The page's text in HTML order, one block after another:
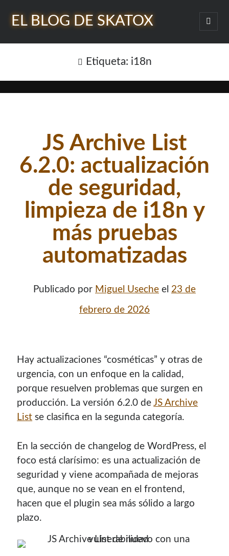
EL BLOG DE SKATOX
abrir
menú
Barra
¡Hola mi nombre es Miguel Useche!
Soy desarrollador web
, colaboro en comunidades como
Mozilla (Hispano|Venezuela y enWordPress Venezuela
promuevo tecnologías abiertas, mantengoPKGBUILDS
o dar charlas.
clases por 10 años. Como siempre me ha gustado
enseñar, comparto algunas de mis opiniones y
experiencias en el mundo informático en este blog.
mi página profesional.
Etiqueta: i18n
JS Archive List
6.2.0: actualización
de seguridad,
limpieza de i18n y
más pruebas
automatizadas
Publicado por Miguel Useche el 23 de
febrero de 2026
Hay actualizaciones “cosméticas” y otras de
urgencia, con un enfoque en la calidad,
porque resuelven problemas que surgen en
producción. La versión 6.2.0 deJS Archive
List se clasifica en la segunda categoría.
En la sección de changelog de WordPress, el
foco está clarísimo: es una actualización de
seguridad y viene acompañada de mejoras
que, aunque no se vean en el frontend,
hacen que el plugin sea más sólido a largo
plazo.